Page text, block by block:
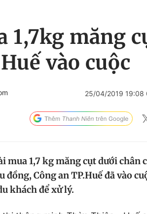
1,7kg măng
vào cuộc
25/04/2019 19:08
mua 1,7 kg măng cụt dưới chân
Công an TP.Huế đã vào
khách để xử lý.